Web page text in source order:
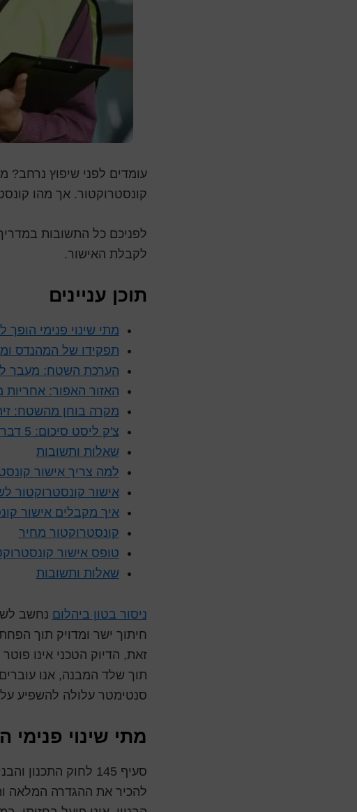
עומדים לפני שיפוץ נרחב?
קונסטרוקטור. אך מהו
לפניכם כל התשובות
לקבלת האישור.
תוכן עניינים
מתי שינוי פנימי
תפקידו של המהנדס
הערכת השטח: מעבר
האזור האפור: אחריות
מקרה בוחן מהשטח:
צ'ק ליסט סיכום: 5 דברים שחובה לבדוק לפני שמפעילים את המסור
שאלות ותשובות
למה צריך אישור
אישור קונסטרוקטור
איך מקבלים אישור
קונסטרוקטור מחיר
טופס אישור
שאלות ותשובות
ניסור בטון ביהלום נחשב
חיתוך ישר ומדויק תוך
זאת, הדיוק הטכני אינו
תוך שלד המבנה, אנו
סנטימטר עלולה להשפיע על
מתי שינוי
סעיף 145 לחוק
להכיר את ההגדרה המלאה